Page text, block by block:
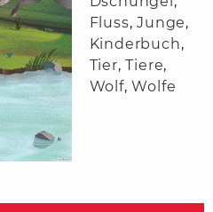
Fluss,Junge,
Kinderbuch,
Tier,Tiere,
Wolf,Wolfe